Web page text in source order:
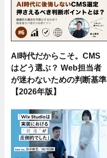
AI時代だからこそ。CMS
はどう選ぶ？ Web担当者
が迷わないための判断基準
【2026年版】